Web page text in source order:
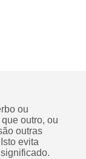
ou
outro, ou
outras
evita